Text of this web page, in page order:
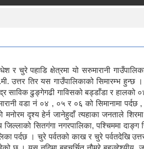
क्षेत्रमा यो सरुमारानी गाउँपालिका
उत्तर तिर यस गाउँपालिकाको सिमारम्भ
ढुङ्गेगढी गाविसको बड्डाँडा र हालको
वडा नं ०४ , ०५ र ०६ को सिमानामा पर्दछ
दृश्य हेर्न जानेहुदाँ त्यहाका जनताले
सितगंगा नगरपालिका, पश्चिममा दाङ्ग
पर्दछ । चुरे पर्वतको काख र चुरे पर्वतदेखि